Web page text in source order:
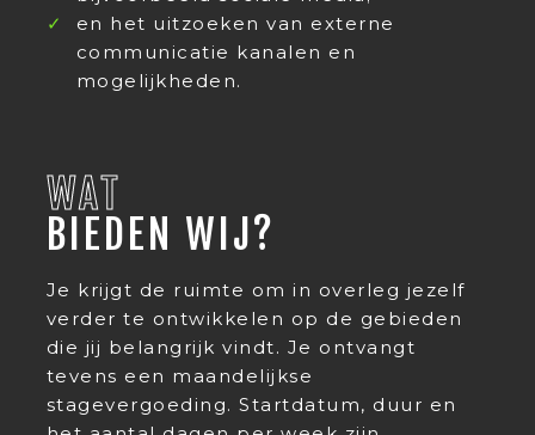
en het uitzoeken van externe
communicatie kanalen en
mogelijkheden.
WAT
BIEDEN WIJ?
Je krijgt de ruimte om in overleg jezelf
verder te ontwikkelen op de gebieden
die jij belangrijk vindt. Je ontvangt
tevens een maandelijkse
stagevergoeding. Startdatum, duur en